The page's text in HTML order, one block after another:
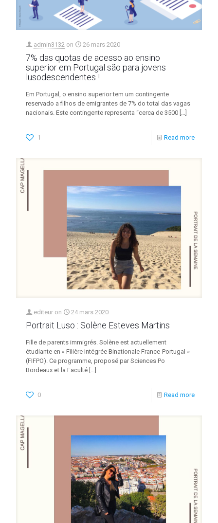
admin3132 on 26 mars 2020
7% das quotas de acesso ao ensino
superior em Portugal são para jovens
lusodescendentes !
Em Portugal, o ensino superior tem um contingente
reservado a filhos de emigrantes de 7% do total das vagas
nacionais. Este contingente representa “cerca de 3500 […]
1 Read more
editeur on 24 mars 2020
Portrait Luso : Solène Esteves Martins
Fille de parents immigrés. Solène est actuellement
étudiante en « Filière Intégrée Binationale France-Portugal »
(FIFPO). Ce programme, proposé par Sciences Po
Bordeaux et la Faculté […]
0 Read more